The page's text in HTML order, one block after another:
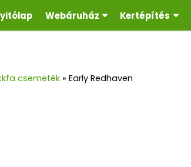
Webáruház Kertépítés
csemeték » Early Redhaven